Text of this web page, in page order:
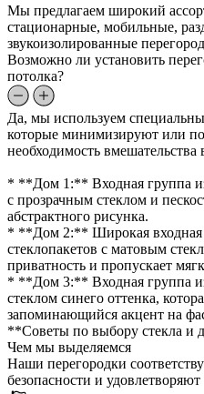
Мы предлагаем широкий
стационарные, мобильные,
звукоизолированные
Возможно ли установить
потолка?
Да, мы используем
которые минимизируют или
необходимость
* **Дом 1:** Входная группа
с прозрачным стеклом и
абстрактного рисунка.
* **Дом 2:** Широкая входная
стеклопакетов с матовым
приватность и пропускает
* **Дом 3:** Входная группа
стеклом синего оттенка,
запоминающийся акцент на
**Советы по выбору стекла и
Чем мы выделяемся
Наши перегородки
безопасности и